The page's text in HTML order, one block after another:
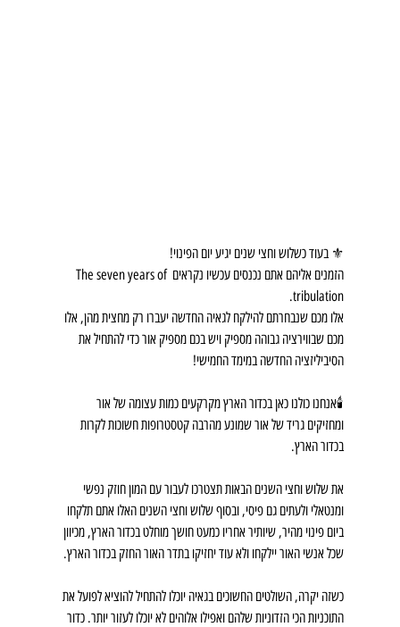
⚜️ בעוד כשלוש וחצי שנים יגיע יום הפינוי!
הזמנים אליהם אתם נכנסים עכשיו נקראים The seven years of
tribulation.
אלו מכם שנבחרתם להילקח לגאיה החדשה יעברו רק מחצית מהן, אלו
מכם שבווירציה גבוהה מספיק ויש בכם מספיק אור כדי להתחיל את
הסיביליזציה החדשה במימד החמישי!
🕯אנחנו כולנו כאן בכדור הארץ מקרקעים כמות עצומה של אור
ומחזיקים גריד של אור שמונע מהרבה קטסטרופות חשוכות לקרות
בכדור הארץ.
את שלוש וחצי השנים הבאות תצטרכו לעבור עם המון חוזק נפשי
ומנטאלי ולעתים גם פיסי, ובסוף שלוש וחצי השנים האלו אתם תלקחו
ביום פינוי מהיר, שיותיר אחריו כמעט חושך מוחלט בכדור הארץ, מכיוון
שכל אנשי האור יילקחו ולא עוד יחזיקו בתדר האור החזק בכדור הארץ.
כשזה יקרה, השולטים החשוכים בגאיה יוכלו להתחיל להוציא לפועל את
התוכניות הכי הזדוניות שלהם ואפילו אלוהים לא יוכלו לעזור יותר. כדור